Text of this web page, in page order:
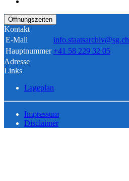
Öffnungszeiten
Kontakt
E-Mail
info.staatsarchiv@sg.ch
Hauptnummer +41 58 229 32 05
Adresse
Links
Lageplan
Impressum
Disclaimer